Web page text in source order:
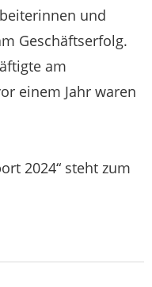
und
Geschäftserfolg.
am
einem Jahr waren
2024“ steht zum